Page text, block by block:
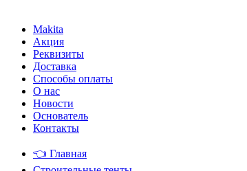
Makita
Акция
Реквизиты
Доставка
Способы оплаты
О нас
Новости
Основатель
Контакты
👈 Главная